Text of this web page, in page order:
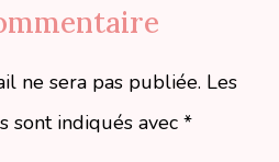
ne sera pas publiée. Les
sont indiqués avec *